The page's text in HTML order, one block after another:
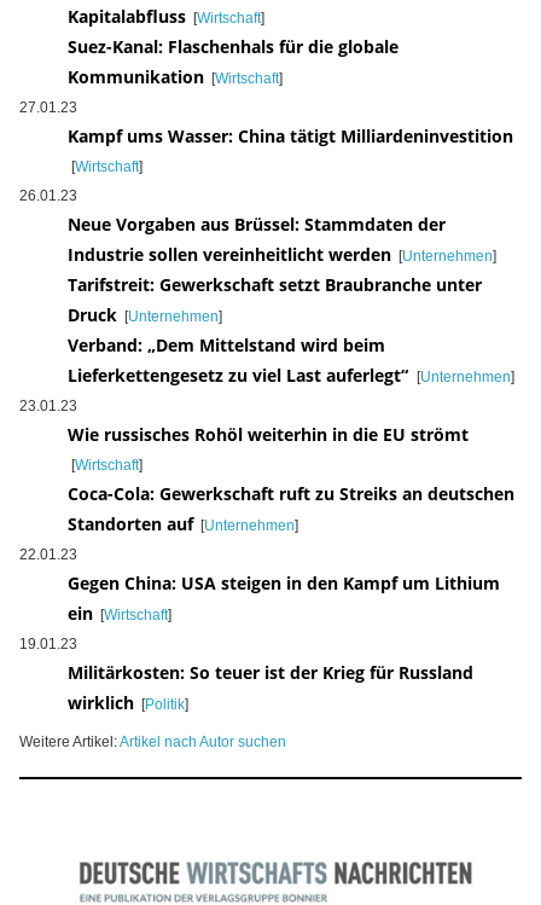
Kapitalabfluss [Wirtschaft]
Suez-Kanal: Flaschenhals für die globale
Kommunikation[Wirtschaft]
27.01.23
Kampf ums Wasser: China tätigt Milliardeninvestition
[Wirtschaft]
26.01.23
Neue Vorgaben aus Brüssel: Stammdaten der
Industrie sollen vereinheitlicht werden [Unternehmen]
Tarifstreit: Gewerkschaft setzt Braubranche unter
Druck [Unternehmen]
Verband: „Dem Mittelstand wird beim
Lieferkettengesetz zu viel Last auferlegt“
[Unternehmen]
23.01.23
Wie russisches Rohöl weiterhin in die EU strömt
[Wirtschaft]
Coca-Cola: Gewerkschaft ruft zu Streiks an deutschen
Standorten auf [Unternehmen]
22.01.23
Gegen China: USA steigen in den Kampf um Lithium
ein [Wirtschaft]
19.01.23
Militärkosten: So teuer ist der Krieg für Russland
wirklich [Politik]
Weitere Artikel:Artikel nach Autor suchen